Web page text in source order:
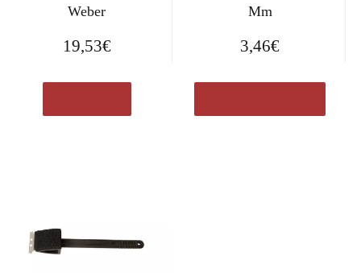
Weber
19,53€
Mm
3,46€